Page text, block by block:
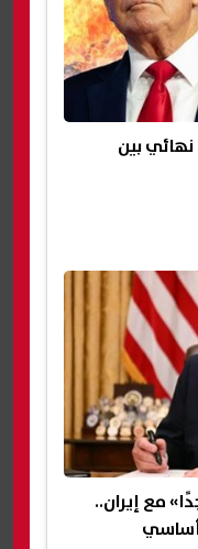
بين
مع إيران..